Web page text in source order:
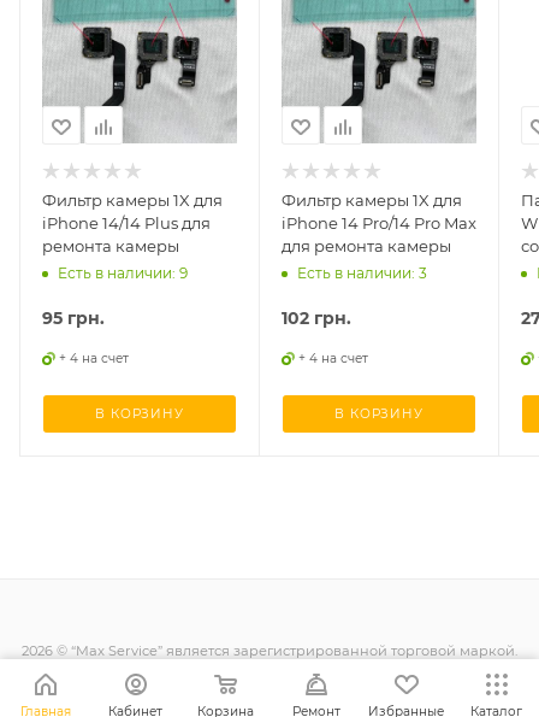
Фильтр камеры 1X для
iPhone 14/14 Plus для
ремонта камеры
Есть в наличии: 9
95 грн.
+ 4 на счет
В КОРЗИНУ
Фильтр камеры 1X для
iPhone 14 Pro/14 Pro Max
для ремонта камеры
Есть в наличии: 3
102 грн.
+ 4 на счет
В КОРЗИНУ
2026 © “Max Service” является зарегистрированной торговой маркой.
Все права защищены.
Главная Кабинет Корзина Ремонт Избранные Каталог